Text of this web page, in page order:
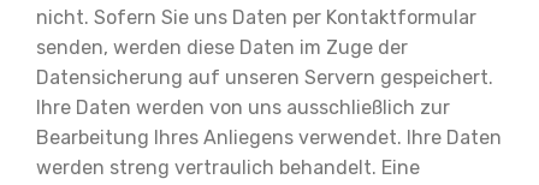
nicht. Sofern Sie uns Daten per Kontaktformular
senden, werden diese Daten im Zuge der
Datensicherung auf unseren Servern gespeichert.
Ihre Daten werden von uns ausschließlich zur
Bearbeitung Ihres Anliegens verwendet. Ihre Daten
werden streng vertraulich behandelt. Eine